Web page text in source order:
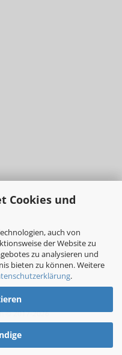
Cookies und
auch von
der Website zu
zu analysieren und
bieten zu können. Weitere
.
© 2017-2026